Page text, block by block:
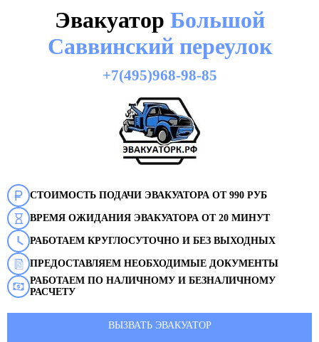
Эвакуатор Большой
Саввинский переулок
+7(495)968-98-85
СТОИМОСТЬ ПОДАЧИ ЭВАКУАТОРА ОТ 990 РУБ
ВРЕМЯ ОЖИДАНИЯ ЭВАКУАТОРА ОТ 20 МИНУТ
РАБОТАЕМ КРУГЛОСУТОЧНО И БЕЗ ВЫХОДНЫХ
ПРЕДОСТАВЛЯЕМ НЕОБХОДИМЫЕ ДОКУМЕНТЫ
РАБОТАЕМ ПО НАЛИЧНОМУ И БЕЗНАЛИЧНОМУ
РАСЧЕТУ
ВЫЗВАТЬ ЭВАКУАТОР